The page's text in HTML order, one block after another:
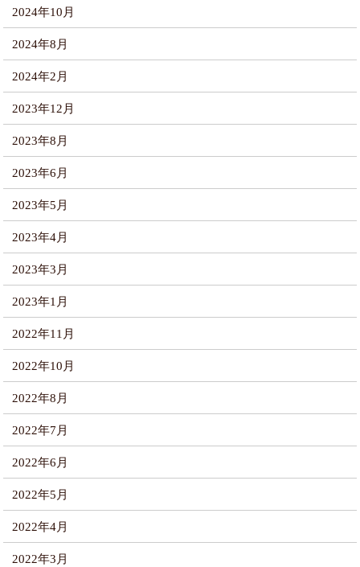
2024年10月
2024年8月
2024年2月
2023年12月
2023年8月
2023年6月
2023年5月
2023年4月
2023年3月
2023年1月
2022年11月
2022年10月
2022年8月
2022年7月
2022年6月
2022年5月
2022年4月
2022年3月